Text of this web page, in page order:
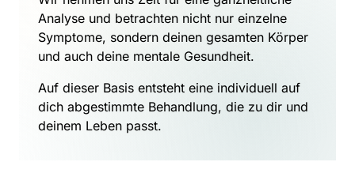
Analyse und betrachten nicht nur einzelne
Symptome, sondern deinen gesamten Körper
und auch deine mentale Gesundheit.
Auf dieser Basis entsteht eine individuell auf
dich abgestimmte Behandlung, die zu dir und
deinem Leben passt.